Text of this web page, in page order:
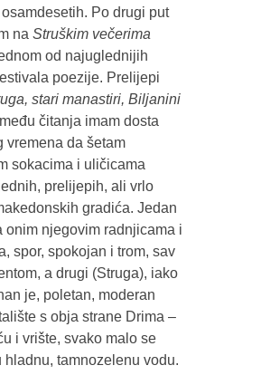
osamdesetih. Po drugi put
na Struškim večerima
od najuglednijih
poezije. Prelijepi
stari manastiri, Biljanini
čitanja imam dosta
vremena da šetam
sokacima i uličicama
prelijepih, ali vrlo
gradića. Jedan
onim njegovim radnjicama i
spor, spokojan i trom, sav
a drugi (Struga), iako
je, poletan, moderan
s obja strane Drima –
i vrište, svako malo se
hladnu, tamnozelenu vodu.